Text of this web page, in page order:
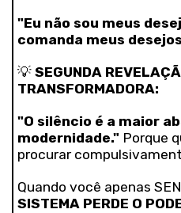
"Eu não sou meus
comanda meus
💡 SEGUNDA
TRANSFORMADORA:
"O silêncio é a maior
modernidade." Porque
procurar
Quando você apenas
SISTEMA PERDE O